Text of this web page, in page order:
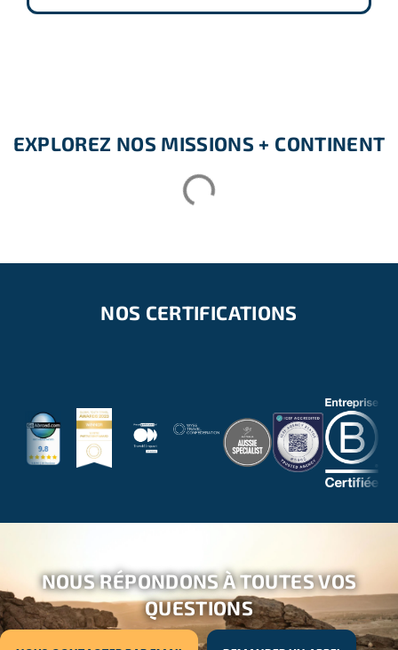
EXPLOREZ NOS MISSIONS + CONTINENT
NOS CERTIFICATIONS
NOUS RÉPONDONS À TOUTES VOS
QUESTIONS